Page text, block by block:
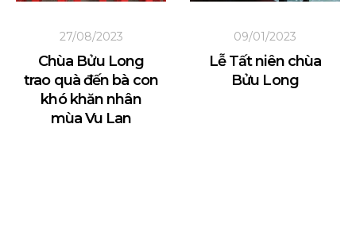
27/08/2023
Chùa Bửu Long
trao quà đến bà con
khó khăn nhân
mùa Vu Lan
09/01/2023
Lễ Tất niên chùa
Bửu Long